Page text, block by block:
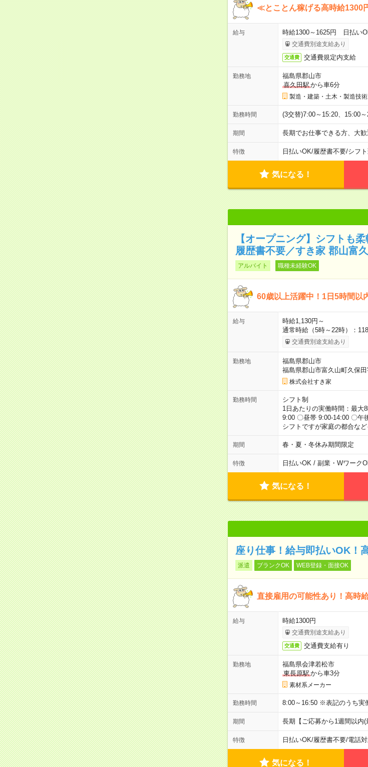
≪とことん稼げる高時給1300
給与 時給1300～1625円 日払い
交通費別途支給あり
交通費 交通費規定内支給
勤務地
福島県郡山市
喜久田駅から車6分
製造・建築・土木・製造技
勤務時間 (3交替)7:00～15:20、15:00
期間 長期でお仕事できる方、大歓
特徴 日払いOK/履歴書不要/シフ
気になる！
【オープニング】シフトも
履歴書不要／すき家 郡山富
アルバイト 職種未経験OK
60歳以上活躍中！1日5時間以
給与
時給1,130円～
通常時給（5時～22時）：
交通費別途支給あり
勤務地
福島県郡山市
福島県郡山市富久山町久保
株式会社すき家
勤務時間
シフト制
1日あたりの実働時間：最大
9:00 〇昼帯 9:00-14:00 〇午
シフトですが家庭の都合な
期間 春・夏・冬休み期間限定
特徴 日払いOK / 副業・Wワーク
気になる！
座り仕事！給与即払いOK！
派遣 ブランクOK WEB登録・面接OK
直接雇用の可能性あり！高時
給与 時給1300円
交通費別途支給あり
交通費 交通費支給有り
勤務地
福島県会津若松市
東長原駅から車3分
素材系メーカー
勤務時間 8:00～16:50 ※表記のうち実
期間 長期【ご応募から1週間以内
特徴 日払いOK/履歴書不要/電話
気になる！